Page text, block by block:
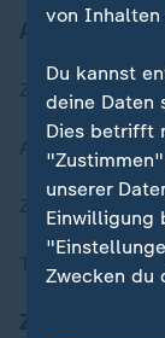
Zuletzt
Aktuelle
ZDFheute Stories
Themen im
von Inhalten
Du kannst
deine Daten
Dies betrifft
unserer
Einwilligung
Zwecken du